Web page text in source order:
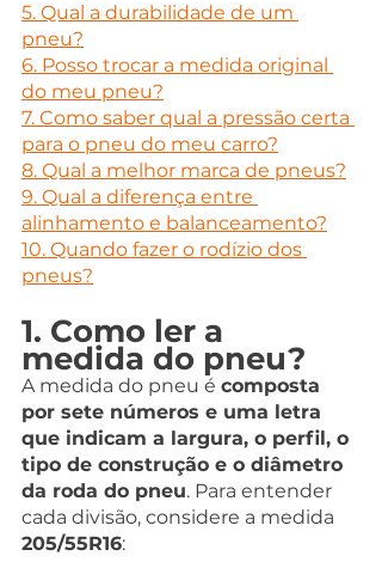
5. Qual a durabilidade de um
pneu?
6. Posso trocar a medida original
do meu pneu?
7. Como saber qual a pressão certa
para o pneu do meu carro?
8. Qual a melhor marca de pneus?
9. Qual a diferença entre
alinhamento e balanceamento?
10. Quando fazer o rodízio dos
pneus?
1. Como ler a
medida do pneu?
A medida do pneu é composta
por sete números e uma letra
que indicam a largura, o perfil, o
tipo de construção e o diâmetro
da roda do pneu. Para entender
cada divisão, considere a medida
205/55R16: